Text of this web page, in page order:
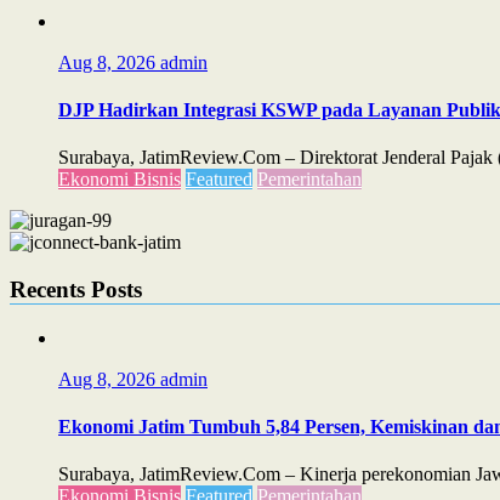
Aug 8, 2026 admin
DJP Hadirkan Integrasi KSWP pada Layanan
Surabaya, JatimReview.Com – Direktorat Jenderal
Ekonomi Bisnis Featured Pemerintahan
Recents Posts
Aug 8, 2026 admin
Ekonomi Jatim Tumbuh 5,84 Persen, Kemiskinan
Surabaya, JatimReview.Com – Kinerja perekonomian